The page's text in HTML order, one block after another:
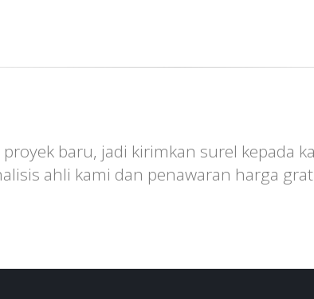
baru, jadi kirimkan surel kepada
ahli kami dan penawaran harga